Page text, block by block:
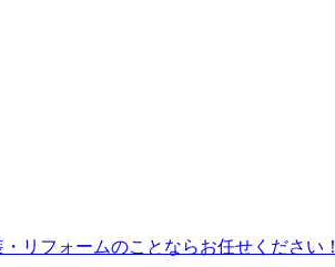
リフォームのことならお任せください！